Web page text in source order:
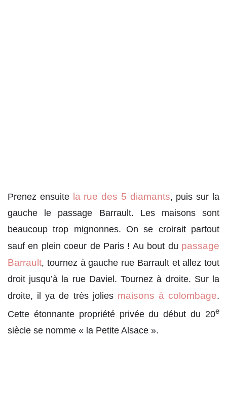
Prenez ensuite la rue des 5 diamants, puis sur la
gauche le passage Barrault. Les maisons sont
beaucoup trop mignonnes. On se croirait partout
sauf en plein coeur de Paris ! Au bout du passage
Barrault, tournez à gauche rue Barrault et allez tout
droit jusqu’à la rue Daviel. Tournez à droite. Sur la
droite, il ya de très jolies maisons à colombage.
Cette étonnante propriété privée du début du 20e
siècle se nomme « la Petite Alsace ».